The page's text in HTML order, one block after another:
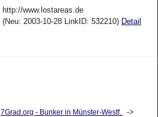
http://www.lostareas.de
(Neu: 2003-10-28 LinkID: 532210) Detail
7Grad.org - Bunker in Münster-Westf.
->